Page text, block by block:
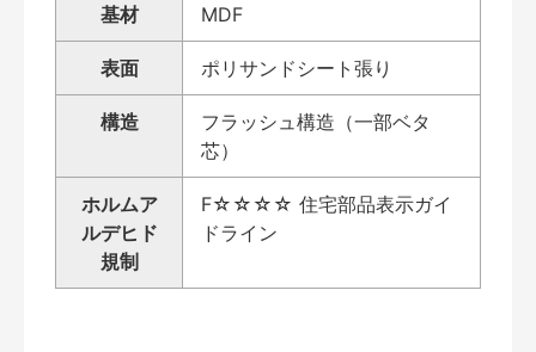
基材 MDF
表面 ポリサンドシート張り
構造
フラッシュ構造（一部ベタ
芯）
ホルムア
ルデヒド
規制
F☆☆☆☆ 住宅部品表示ガイ
ドライン